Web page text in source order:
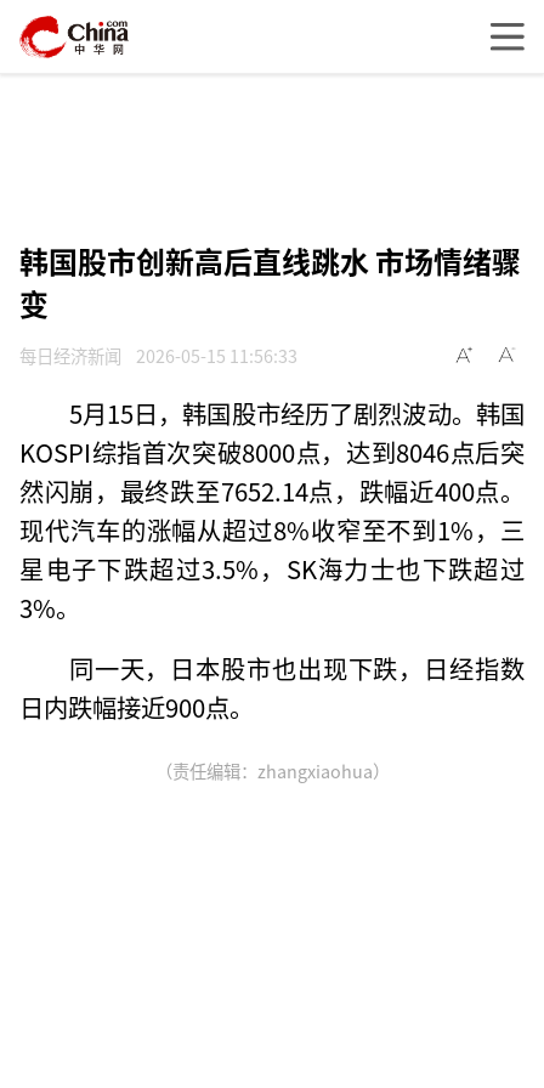
韩国股市创新高后直线跳水 市场情绪骤
变
每日经济新闻 2026-05-15 11:56:33
5月15日，韩国股市经历了剧烈波动。韩国
KOSPI综指首次突破8000点，达到8046点后突
然闪崩，最终跌至7652.14点，跌幅近400点。
现代汽车的涨幅从超过8%收窄至不到1%，三
星电子下跌超过3.5%，SK海力士也下跌超过
3%。
同一天，日本股市也出现下跌，日经指数
日内跌幅接近900点。
（责任编辑：zhangxiaohua）